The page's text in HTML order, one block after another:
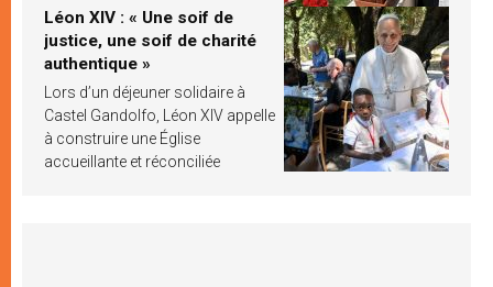
Léon XIV : « Une soif de
justice, une soif de charité
authentique »
Lors d’un déjeuner solidaire à
Castel Gandolfo, Léon XIV appelle
à construire une Église
accueillante et réconciliée